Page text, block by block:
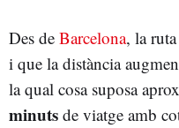
Des de Barcelona, la
i que la distància
la qual cosa suposa
minuts de viatge amb